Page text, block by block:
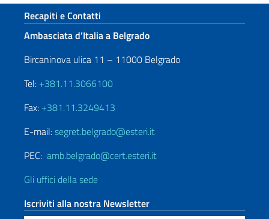
Sezione footer
Recapiti e Contatti
Ambasciata d’Italia a Belgrado
Bircaninova ulica 11 – 11000 Belgrado
Tel: +381.11.3066100
Fax: +381.11.3249413
E-mail:segret.belgrado@esteri.it
PEC: amb.belgrado@cert.esteri.it
Gli uffici della sede
Iscriviti alla nostra Newsletter